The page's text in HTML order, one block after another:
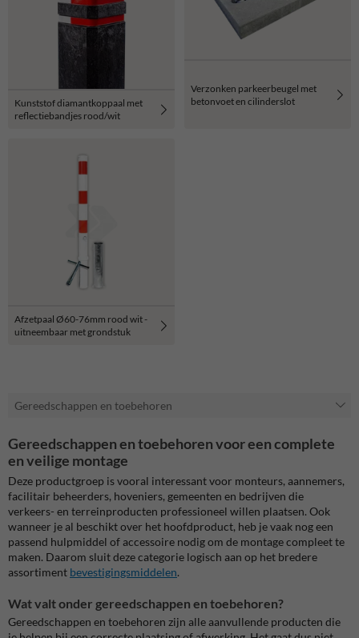
Kunststof diamantkoppaal met
reflectiebandjes rood/wit
Verzonken parkeerbeugel met
betonvoet en cilinderslot
Afzetpaal Ø60-76mm rood wit -
uitneembaar met grondstuk
Gereedschappen en toebehoren
Gereedschappen en toebehoren voor een complete
en veilige montage
Deze productgroep is vooral interessant voor monteurs, aannemers,
facilitair beheerders, hoveniers, gemeenten en bedrijven die
verkeers- en terreinproducten professioneel willen plaatsen. Ook
wanneer je al beschikt over het hoofdproduct, heb je vaak nog een
passend hulpmiddel of accessoire nodig om de montage compleet te
maken. Daarom sluit deze categorie logisch aan op het bredere
assortiment bevestigingsmiddelen.
Wat valt onder gereedschappen en toebehoren?
Gereedschappen en toebehoren zijn alle aanvullende producten die